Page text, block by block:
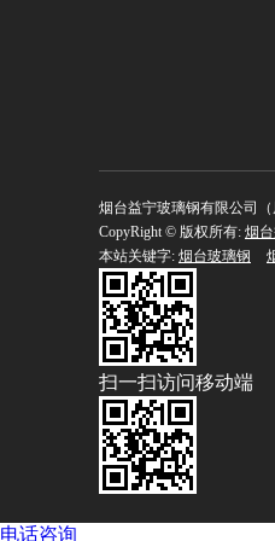
烟台益宁玻璃钢有限公司
CopyRight © 版权所有: 烟
本站关键字: 烟台玻璃钢
扫一扫访问移动端
电话咨询